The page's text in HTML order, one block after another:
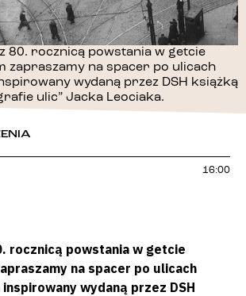
80. rocznicą powstania w getcie
zapraszamy na spacer po ulicach
wydaną przez DSH książką
ulic” Jacka Leociaka.
16:00
rocznicą powstania w getcie
na spacer po ulicach
wydaną przez DSH